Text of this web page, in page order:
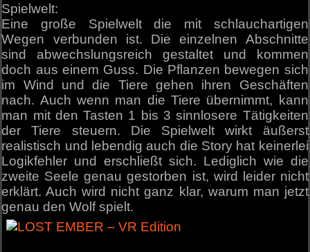
Spielwelt:
Eine große Spielwelt die mit schlauchartigen
Wegen verbunden ist. Die einzelnen Abschnitte
sind abwechslungsreich gestaltet und kommen
doch aus einem Guss. Die Pflanzen bewegen sich
im Wind und die Tiere gehen ihren Geschäften
nach. Auch wenn man die Tiere übernimmt, kann
man mit den Tasten 1 bis 3 sinnlosere Tätigkeiten
der Tiere steuern. Die Spielwelt wirkt äußerst
realistisch und lebendig auch die Story hat keinerlei
Logikfehler und erschließt sich. Lediglich wie die
zweite Seele genau gestorben ist, wird leider nicht
erklärt. Auch wird nicht ganz klar, warum man jetzt
genau den Wolf spielt.